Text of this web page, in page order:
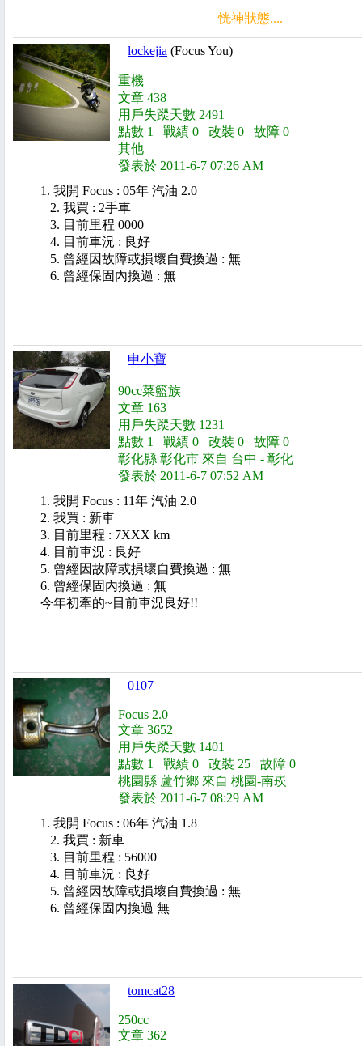
恍神狀態....
lockejia (Focus You)
重機
文章 438
用戶失蹤天數 2491
點數 1 戰績 0 改裝 0 故障 0
其他
發表於 2011-6-7 07:26 AM
1. 我開 Focus : 05年 汽油 2.0
2. 我買 : 2手車
3. 目前里程 0000
4. 目前車況 : 良好
5. 曾經因故障或損壞自費換過 : 無
6. 曾經保固內換過 : 無
申小寶
90cc菜籃族
文章 163
用戶失蹤天數 1231
點數 1 戰績 0 改裝 0 故障 0
彰化縣 彰化市 來自 台中 - 彰化
發表於 2011-6-7 07:52 AM
1. 我開 Focus : 11年 汽油 2.0
2. 我買 : 新車
3. 目前里程 : 7XXX km
4. 目前車況 : 良好
5. 曾經因故障或損壞自費換過 : 無
6. 曾經保固內換過 : 無
今年初牽的~目前車況良好!!
0107
Focus 2.0
文章 3652
用戶失蹤天數 1401
點數 1 戰績 0 改裝 25 故障 0
桃園縣 蘆竹鄉 來自 桃園-南崁
發表於 2011-6-7 08:29 AM
1. 我開 Focus : 06年 汽油 1.8
2. 我買 : 新車
3. 目前里程 : 56000
4. 目前車況 : 良好
5. 曾經因故障或損壞自費換過 : 無
6. 曾經保固內換過 無
tomcat28
250cc
文章 362